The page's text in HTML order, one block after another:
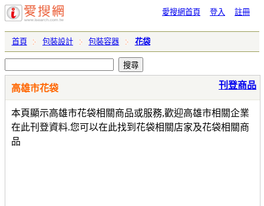
愛搜網首頁 登入 註冊
首頁 包裝設計 包裝容器 花袋
高雄市花袋
本頁顯示高雄市花袋相關商品或服務,歡迎高雄市相關企業
在此刊登資料.您可以在此找到花袋相關店家及花袋相關商
品
刊登商品